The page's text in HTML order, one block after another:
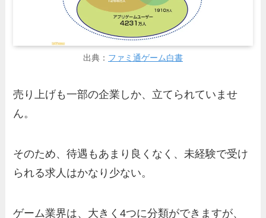
出典： ファミ通ゲーム白書
売り上げも一部の企業しか、立てられていませ
ん。
そのため、待遇もあまり良くなく、未経験で受け
られる求人はかなり少ない。
ゲーム業界は、大きく4つに分類ができますが、